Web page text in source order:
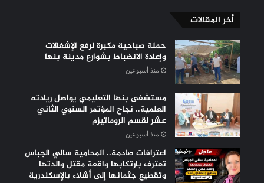
أخر المقالات
حملة صباحية مكبرة لرفع الإشغالات
وإعادة الانضباط بشوارع مدينة بنها
منذ أسبوعين
مستشفى بنها التعليمي يواصل ريادته
العلمية.. نجاح المؤتمر السنوي الثاني
عشر لقسم الروماتيزم
منذ أسبوعين
اعترافات صادمة.. المحامية سالي الجباس
تعترف بارتكابها واقعة مقتل والدتها
وتقطيع جثمانها إلى أشلاء بالإسكندرية